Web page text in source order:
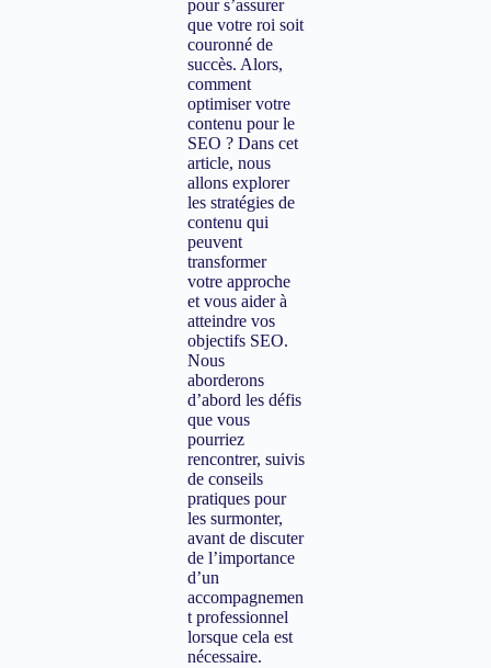
pour s’assurer
que votre roi soit
couronné de
succès. Alors,
comment
optimiser votre
contenu pour le
SEO ? Dans cet
article, nous
allons explorer
les stratégies de
contenu qui
peuvent
transformer
votre approche
et vous aider à
atteindre vos
objectifs SEO.
Nous
aborderons
d’abord les défis
que vous
pourriez
rencontrer, suivis
de conseils
pratiques pour
les surmonter,
avant de discuter
de l’importance
d’un
accompagnemen
t professionnel
lorsque cela est
nécessaire.